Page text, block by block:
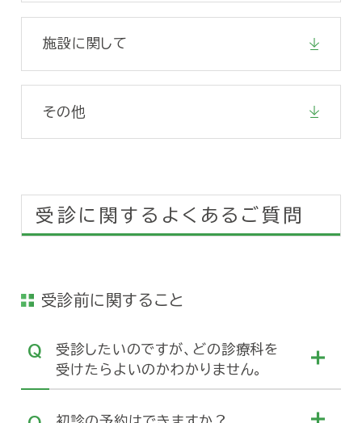
施設に関して
その他
受診に関するよくあるご質問
受診前に関すること
受診したいのですが、どの診療科を
受けたらよいのかわかりません。